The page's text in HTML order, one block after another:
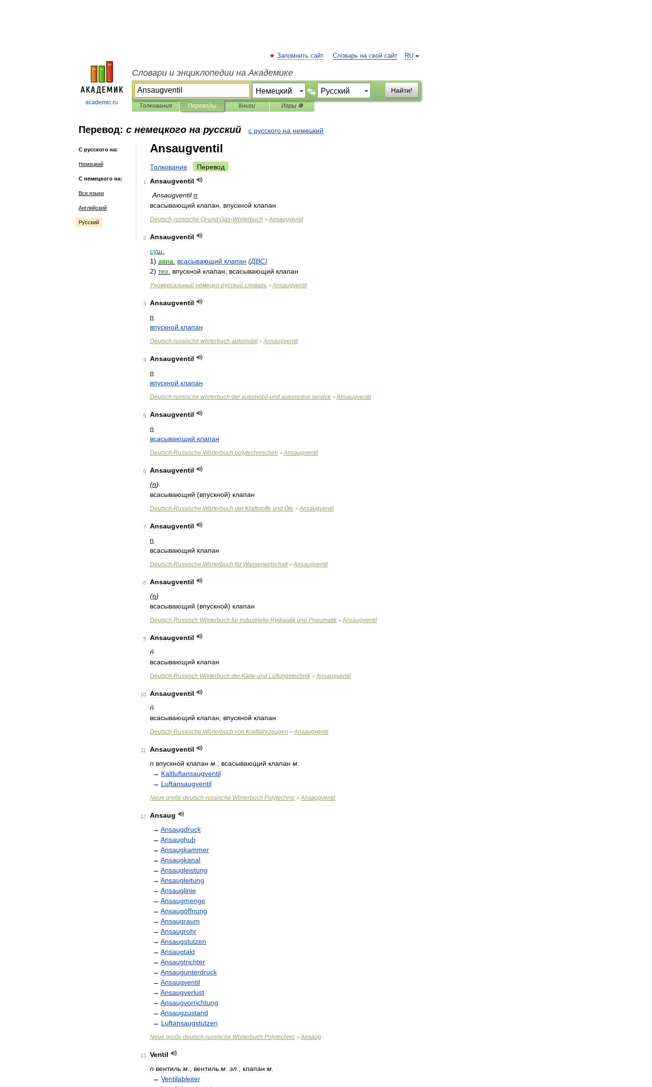
academic.ru
RU
Запомнить сайт Словарь на свой сайт
Словари и энциклопедии на Академике
Найти!
Толкования Переводы Книги Игры ⚽
Перевод: с немецкого на русский с русского на немецкий
С русского на:
Немецкий
С немецкого на:
Все языки
Английский
Русский
Ansaugventil
Толкование Перевод
1
Ansaugventil
Ansaugventil n
всасывающий клапан впускной клапан
Deutsch-russische Öl-und Gas-Wörterbuch > Ansaugventil
2
Ansaugventil
сущ
1) авиа всасывающий клапан (ДВС)
2) тех впускной клапан всасывающий клапан
Универсальный немецко-русский словарь > Ansaugventil
3
Ansaugventil
n
впускной клапан
Deutsch-russische wörterbuch automobil > Ansaugventil
4
Ansaugventil
n
впускной клапан
Deutsch-russische wörterbuch der automobil-und automotive service > Ansaugventil
5
Ansaugventil
n
всасывающий клапан
Deutsch-Russische Wörterbuch polytechnischen > Ansaugventil
6
Ansaugventil
(n)
всасывающий (впускной) клапан
Deutsch-Russische Wörterbuch der Kraftstoffe und Öle > Ansaugventil
7
Ansaugventil
n
всасывающий клапан
Deutsch-Russische Wörterbuch für Wasserwirtschaft> Ansaugventil
8
Ansaugventil
(n)
всасывающий (впускной) клапан
Deutsch-Russisch Wörterbuch für industrielle Hydraulik und Pneumatik > Ansaugventil
9
Ansaugventil
ń
всасывающий клапан
Deutsch-Russisch Wörterbuch der Kälte-und Lüftungstechnik > Ansaugventil
10
Ansaugventil
ń
всасывающий клапан впускной клапан
Deutsch-Russische Wörterbuch von Kraftfahrzeugen > Ansaugventil
11
Ansaugventil
n впускной клапан м ; всасывающий клапан м
→ Kaltluftansaugventil
→ Luftansaugventil
Neue große deutsch-russische Wörterbuch Polytechnic > Ansaugventil
12
Ansaug
→ Ansaugdruck
→ Ansaughub
→ Ansaugkammer
→ Ansaugkanal
→ Ansaugleistung
→ Ansaugleitung
→ Ansauglinie
→ Ansaugmenge
→ Ansaugöffnung
→ Ansaugraum
→ Ansaugrohr
→ Ansaugstutzen
→ Ansaugtakt
→ Ansaugtrichter
→ Ansaugunterdruck
→ Ansaugventil
→ Ansaugverlust
→ Ansaugvorrichtung
→ Ansaugzustand
→ Luftansaugstutzen
Neue große deutsch-russische Wörterbuch Polytechnic > Ansaug
13
Ventil
n вентиль м ; вентиль м эл ; клапан м
→ Ventilableiter